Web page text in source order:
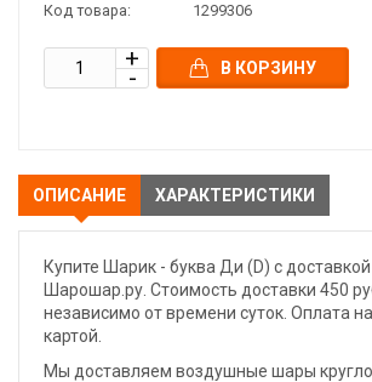
Код товара: 1299306
В КОРЗИНУ
ОПИСАНИЕ ХАРАКТЕРИСТИКИ
Купите Шарик - буква Ди (D) с
Шарошар.ру. Стоимость доставки 450
независимо от времени суток. Оплата
картой.
Мы доставляем воздушные шары